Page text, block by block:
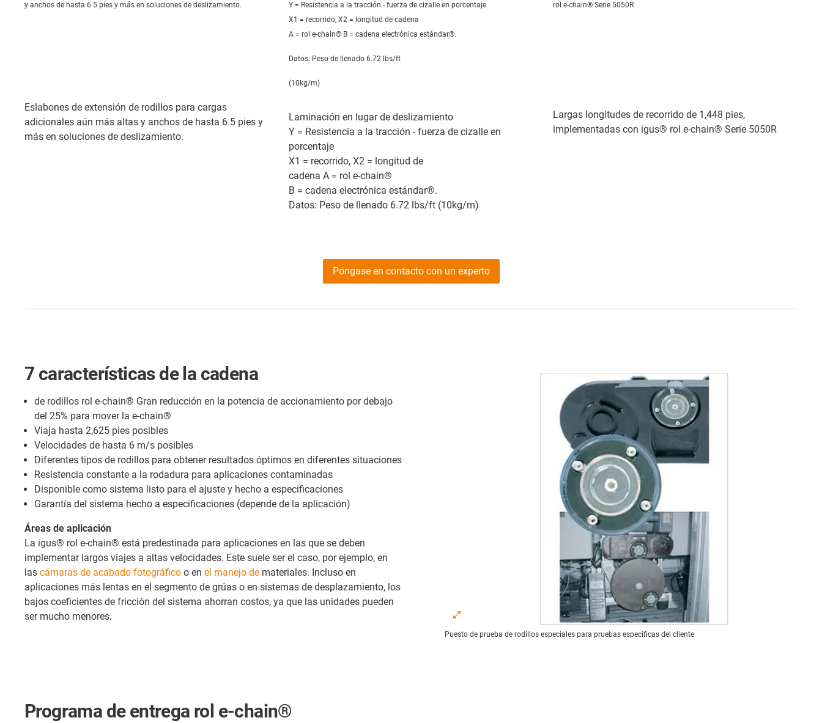
y anchos de hasta 6.5 pies y más en soluciones de deslizamiento.
Eslabones de extensión de rodillos para cargas
adicionales aún más altas y anchos de hasta 6.5 pies y
más en soluciones de deslizamiento.
Y = Resistencia a la tracción - fuerza de cizalle en porcentaje
X1 = recorrido, X2 = longitud de cadena
A = rol e-chain® B = cadena electrónica estándar®.
Datos: Peso de llenado 6.72 lbs/ft
(10kg/m)
Laminación en lugar de deslizamiento
Y = Resistencia a la tracción - fuerza de cizalle en
porcentaje
X1 = recorrido, X2 = longitud de
cadena A = rol e-chain®
B = cadena electrónica estándar®.
Datos: Peso de llenado 6.72 lbs/ft (10kg/m)
rol e-chain® Serie 5050R
Largas longitudes de recorrido de 1,448 pies,
implementadas con igus® rol e-chain® Serie 5050R
Póngase en contacto con un experto
Puesto de prueba de rodillos especiales para pruebas específicas del cliente
7 características de la cadena
de rodillos rol e-chain® Gran reducción en la potencia de accionamiento por debajo
del 25% para mover la e-chain®
Viaja hasta 2,625 pies posibles
Velocidades de hasta 6 m/s posibles
Diferentes tipos de rodillos para obtener resultados óptimos en diferentes situaciones
Resistencia constante a la rodadura para aplicaciones contaminadas
Disponible como sistema listo para el ajuste y hecho a especificaciones
Garantía del sistema hecho a especificaciones (depende de la aplicación)
Áreas de aplicación
La igus® rol e-chain® está predestinada para aplicaciones en las que se deben
implementar largos viajes a altas velocidades. Este suele ser el caso, por ejemplo, en
las cámaras de acabado fotográfico o en el manejo de materiales. Incluso en
aplicaciones más lentas en el segmento de grúas o en sistemas de desplazamiento, los
bajos coeficientes de fricción del sistema ahorran costos, ya que las unidades pueden
ser mucho menores.
Programa de entrega rol e-chain®